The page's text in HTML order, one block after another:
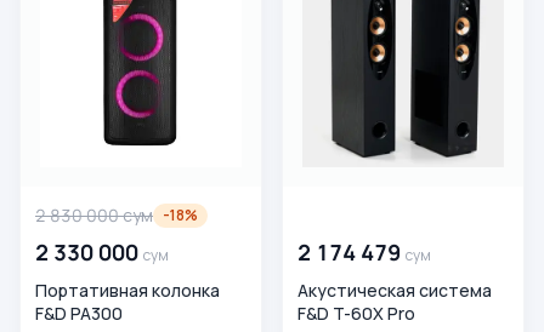
2 830 000сум -18%
2 330 000 сум
Портативная колонка
F&D PA300
2 174 479 сум
Акустическая система
F&D T-60X Pro